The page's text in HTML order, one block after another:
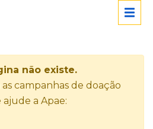
não existe.
campanhas de doação
ajude a Apae: